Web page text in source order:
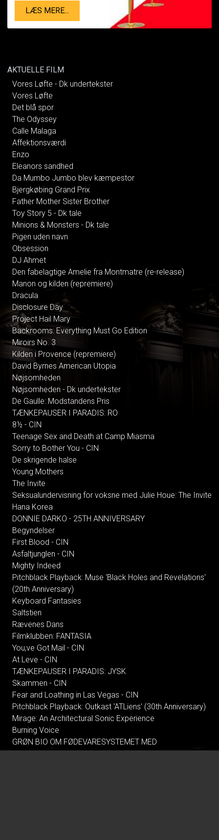
LÆS MERE...
AKTUELLE FILM
Vores Løfte - Dk undertekster
Vores Løfte
Det blå spor
The Odyssey
Calle Malaga
Affektionsværdi
Enzo
Eleanors sandhed
Da Mumbo Jumbo blev kæmpestor
Bjergkøbing Grand Prix
Father Mother Sister Brother
Toy Story 5 - Dk tale
Minions & Monsters - Dk tale
Pigen uden navn
Obsession
DJ Ahmet
Den fabelagtige Amelie fra Montmatre (re-release)
Manon og kilden (repremiere)
Dracula
Disclosure Day
Project Hail Mary
Backrooms: Everything Must Go Edition
Miroirs No. 3
Kilden i Provence (repremiere)
David Byrnes American Utopia
Nøjsomheden
Nøjsomheden - Dk undertekster
De Gaulle: Modstandens Pris
TÆNKEPAUSER I PARADIS: RO
8½ - CIN
Teenage Sex and Death at Camp Miasma
Sorry to Bother You - CIN
De skrigende halse
Young Mothers
The Invite
Seksualundervisning for voksne med Julie Houe: The Invite
Hana Korea
DONNIE DARKO - 25TH ANNIVERSARY
Begyndelser
First Blood - CIN
Asfaltjunglen - CIN
Mighty Indeed
Pitchblack Playback: Muse 'Black Holes and Revelations'
(20th Anniversary)
Keyboard Fantasies
Saltstien
Rævenes Dans
Filmklubben: FANTASIA
You,ve Got Mail - CIN
At Leve - CIN
TÆNKEPAUSER I PARADIS: JYSK
Skammen - CIN
Fear and Loathing in Las Vegas - CIN
Pitchblack Playback: Outkast 'ATLiens' (30th Anniversary)
Mirage: An Architectural Sonic Experience
Burning Voice
GRØN BIO OM FØDEVARESYSTEMET MED
FÆLLESSPISNING